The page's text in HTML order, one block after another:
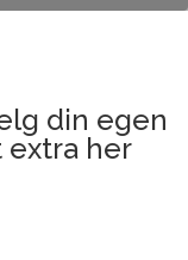
din egen
extra her